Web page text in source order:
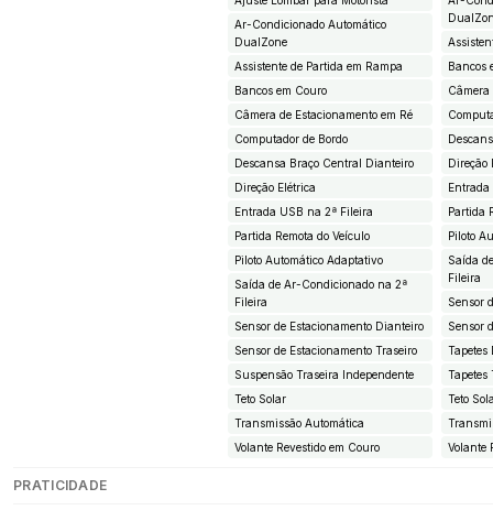
Ar-Condicionado Automático
DualZone
Assistente de Partida em Rampa
Bancos em Couro
Câmera de Estacionamento em Ré
Computador de Bordo
Descansa Braço Central Dianteiro
Direção Elétrica
Entrada USB na 2ª Fileira
Partida Remota do Veículo
Piloto Automático Adaptativo
Saída de Ar-Condicionado na 2ª
Fileira
Sensor de Estacionamento Dianteiro
Sensor de Estacionamento Traseiro
Suspensão Traseira Independente
Teto Solar
Transmissão Automática
Volante Revestido em Couro
Bancos
Câmera
Direção
Partida
Piloto
Saída
Fileira
Sensor
Sensor
Tapetes
Tapetes
Teto
Volante
PRATICIDADE